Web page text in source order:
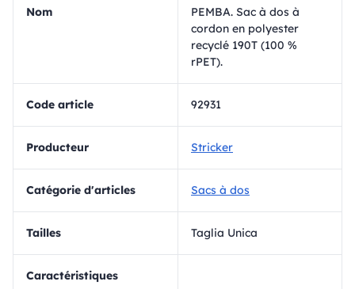
Nom
PEMBA. Sac à dos à
cordon en polyester
recyclé 190T (100 %
rPET).
Code article 92931
Producteur Stricker
Catégorie d'articles Sacs à dos
Tailles Taglia Unica
Caractéristiques